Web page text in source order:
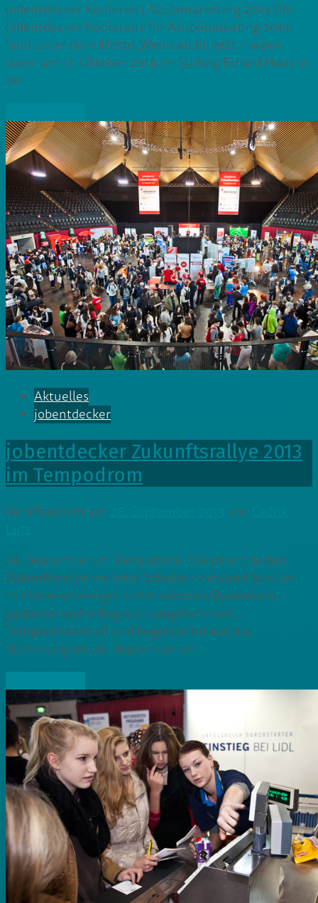
jobentdecker Konferenz Azubimarketing 2014 Die
jobentdecker Konferenz für Azubimarketing 2014
fand unter dem Motto „Wenn nicht jetzt – wann
dann“ am 17. Oktober 2014 im Ludwig Erhard Haus in
der
Aktuelles
jobentdecker
jobentdecker Zukunftsrallye 2013
im Tempodrom
Veröffentlicht am von
26. September im Tempodrom: Die jobentdecker
Zukunftsrallye vernetzt Schülerinnen und Schüler
mit lokal ansässigen Unternehmen Dynamisch
gestartet und erfolgreich angekommen…
Temperamentvoll und begeisternd war die
Stimmung am 26. September im